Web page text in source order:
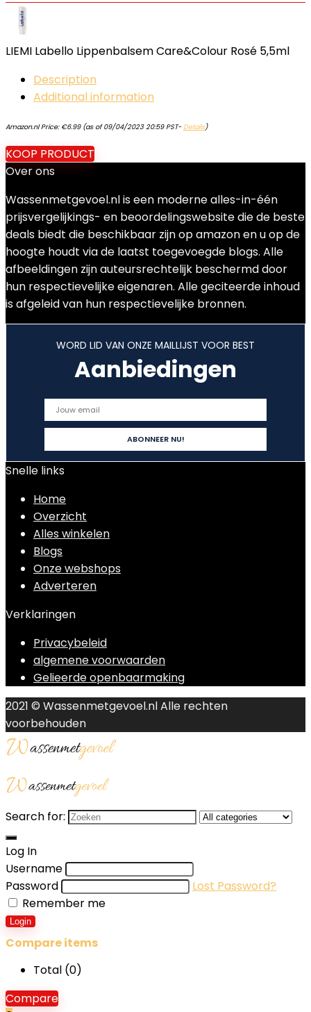
LIEMI Labello Lippenbalsem Care&Colour Rosé 5,5ml
Description
Additional information
Amazon.nl Price: €6.99(as of 09/04/2023 20:59 PST- Details)
KOOP PRODUCT
Over ons
Wassenmetgevoel.nl is een moderne alles-in-één
prijsvergelijkings- en beoordelingswebsite die de beste
deals biedt die beschikbaar zijn op amazon en u op de
hoogte houdt via de laatst toegevoegde blogs. Alle
afbeeldingen zijn auteursrechtelijk beschermd door
hun respectievelijke eigenaren. Alle geciteerde inhoud
is afgeleid van hun respectievelijke bronnen.
WORD LID VAN ONZE MAILLIJST VOOR BEST
Aanbiedingen
Snelle links
Home
Overzicht
Alles winkelen
Blogs
Onze webshops
Adverteren
Verklaringen
Privacybeleid
algemene voorwaarden
Gelieerde openbaarmaking
2021 © Wassenmetgevoel.nl Alle rechten
voorbehouden
Search for:
Log In
Username
Password
Lost Password?
Remember me
Login
Compare items
Total (0)
Compare